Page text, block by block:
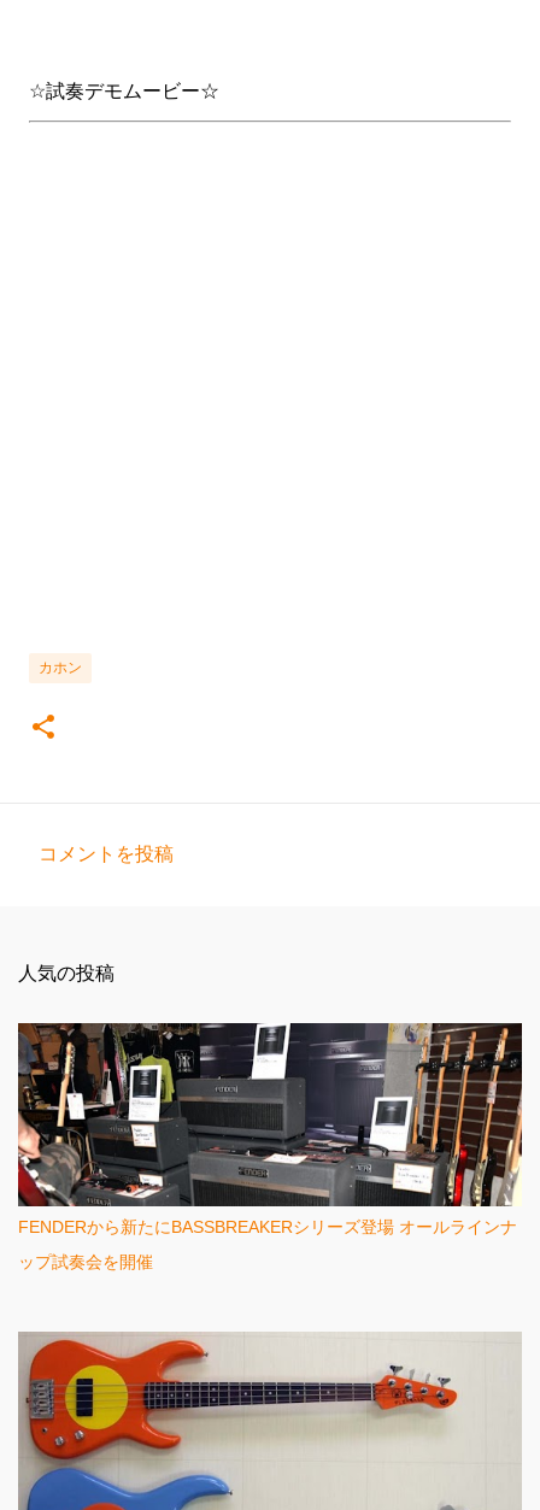
☆試奏デモムービー☆
カホン
ト
コメントを投稿
人気の投稿
FENDERから新たにBASSBREAKERシリーズ登場 オールラインナ
ップ試奏会を開催